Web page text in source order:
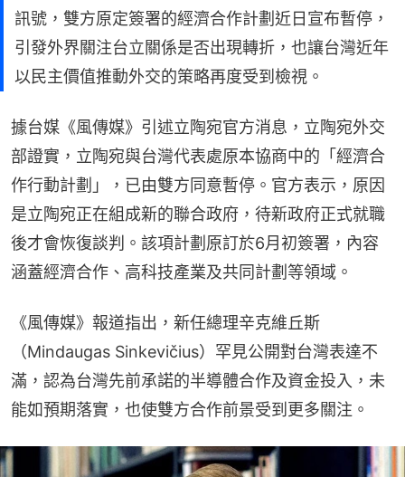
訊號，雙方原定簽署的經濟合作計劃近日宣布暫停，
引發外界關注台立關係是否出現轉折，也讓台灣近年
以民主價值推動外交的策略再度受到檢視。
據台媒《風傳媒》引述立陶宛官方消息，立陶宛外交
部證實，立陶宛與台灣代表處原本協商中的「經濟合
作行動計劃」，已由雙方同意暫停。官方表示，原因
是立陶宛正在組成新的聯合政府，待新政府正式就職
後才會恢復談判。該項計劃原訂於6月初簽署，內容
涵蓋經濟合作、高科技產業及共同計劃等領域。
《風傳媒》報道指出，新任總理辛克維丘斯
（Mindaugas Sinkevičius）罕見公開對台灣表達不
滿，認為台灣先前承諾的半導體合作及資金投入，未
能如預期落實，也使雙方合作前景受到更多關注。